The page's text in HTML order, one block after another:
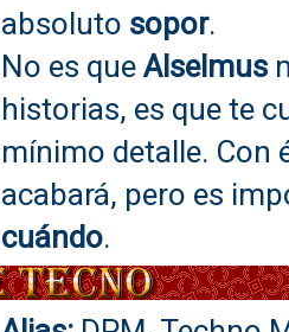
absoluto sopor.
No es que Alselmus
historias, es que te
mínimo detalle. Con
acabará, pero es
cuándo.